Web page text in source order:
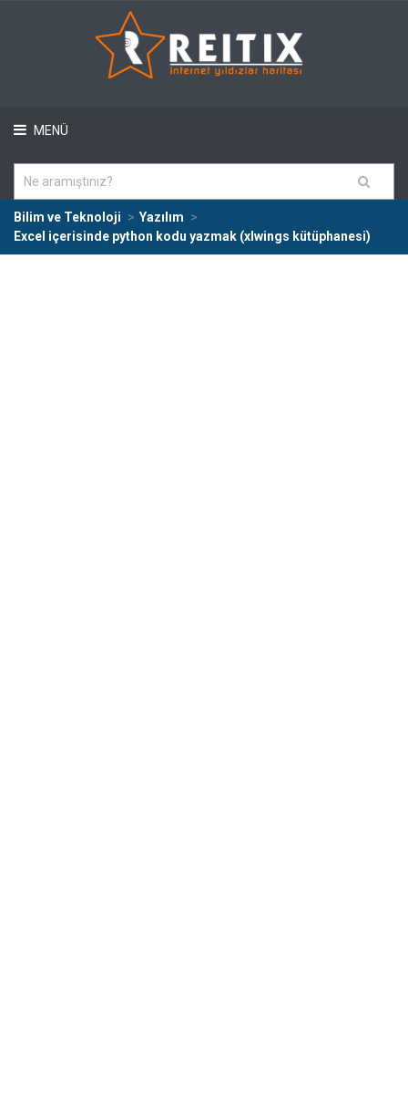
MENÜ
Bilim ve Teknoloji
Yazılım
Excel içerisinde python kodu yazmak (xlwings kütüphanesi)